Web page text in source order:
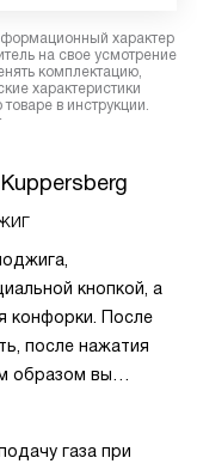
характер
на свое усмотрение
комплектацию,
характеристики
в инструкции.
кнопкой, а
конфорки. После
после нажатия
образом вы
что важно для
газа при